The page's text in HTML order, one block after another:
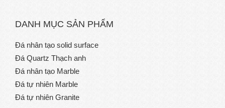
DANH MỤC SẢN PHẨM
Đá nhân tạo solid surface
Đá Quartz Thạch anh
Đá nhân tạo Marble
Đá tự nhiên Marble
Đá tự nhiên Granite